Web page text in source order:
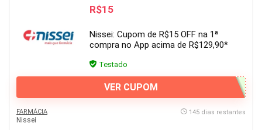
R$15
Nissei: Cupom de R$15 OFF na 1ª
compra no App acima de R$129,90*
Testado
VER CUPOM
FARMÁCIA
Nissei
145 dias restantes